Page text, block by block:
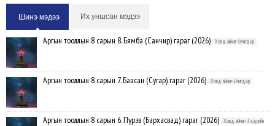
Шинэ мэдээ Их уншсан мэдээ
Аргын тооллын 8 сарын 8. Бямба (Санчир) гараг (2026) Ховд аймаг-Өчигдөр
Аргын тооллын 8 сарын 7. Баасан (Сугар) гараг (2026) Ховд аймаг-Өчигдөр
Аргын тооллын 8 сарын 6. Пүрэв (Бархасвад) гараг (2026)
Ховд аймаг-3 өдрийн